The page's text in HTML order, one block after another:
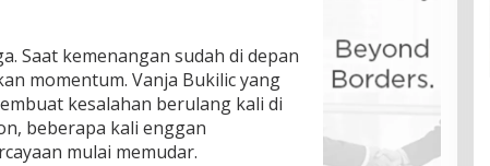
Saat kemenangan sudah di depan
momentum. Vanja Bukilic yang
kesalahan berulang kali di
beberapa kali enggan
mulai memudar.